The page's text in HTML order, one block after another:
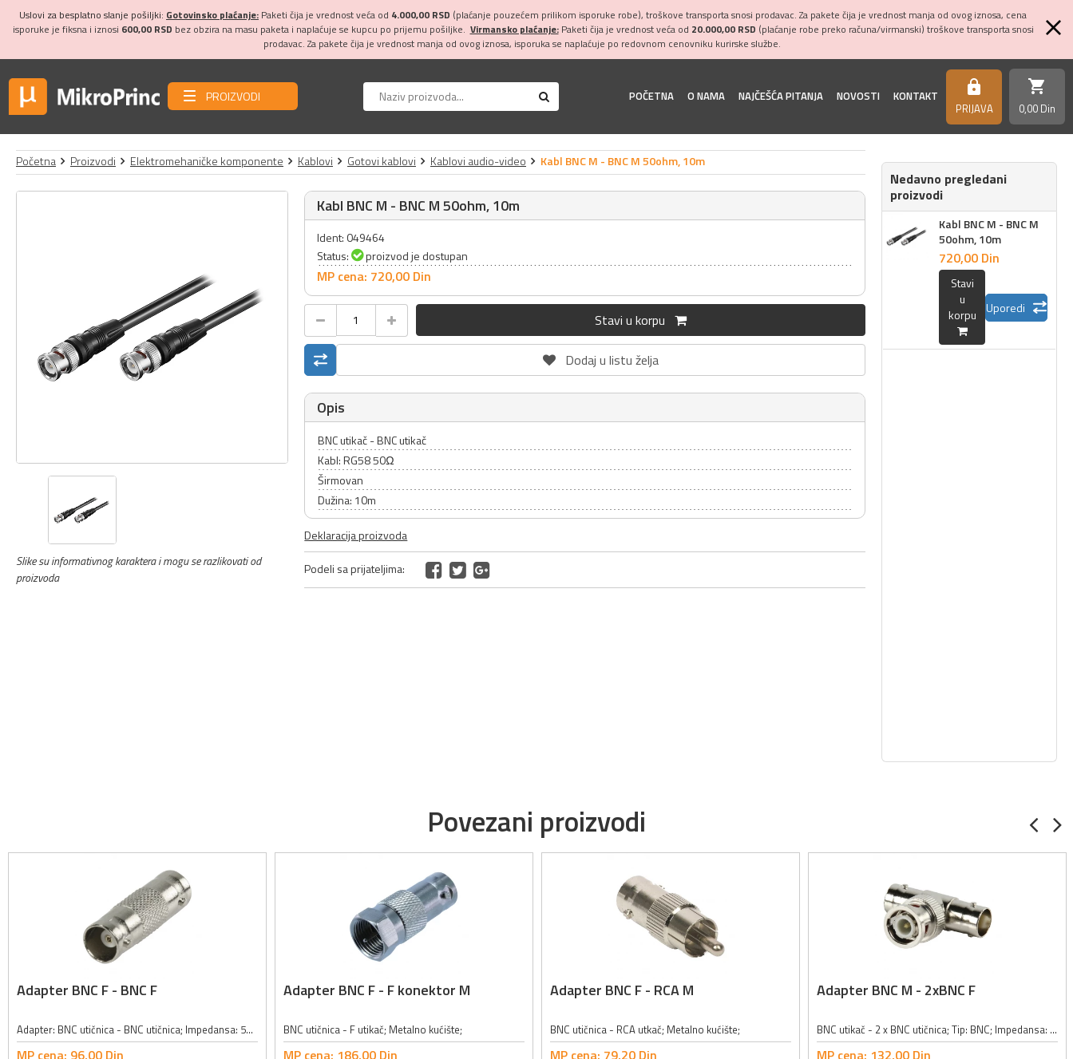
Uslovi za besplatno slanje pošiljki: Gotovinsko plaćanje: Paketi čija je vrednost veća od 4.000,00 RSD (plaćanje pouzećem prilikom isporuke robe), troškove transporta snosi prodavac. Za pakete čija je vrednost manja od ovog iznosa, cena
isporuke je fiksna i iznosi 600,00 RSD bez obzira na masu paketa i naplaćuje se kupcu po prijemu pošiljke. Virmansko plaćanje:Paketi čija je vrednost veća od 20.000,00 RSD (plaćanje robe preko računa/virmanski) troškove transporta snosi
prodavac. Za pakete čija je vrednost manja od ovog iznosa, isporuka se naplaćuje po redovnom cenovniku kurirske službe.
PROIZVODI POČETNA O NAMA NAJČEŠĆA PITANJA NOVOSTI KONTAKT https
PRIJAVA
shopping_cart
0,00 Din
Početna Proizvodi Elektromehaničke komponente Kablovi Gotovi kablovi Kablovi audio-video Kabl BNC M - BNC M 50ohm, 10m
Slike su informativnog karaktera i mogu se razlikovati od
proizvoda
Kabl BNC M - BNC M 50ohm, 10m
Ident: 049464
Status:
proizvod je dostupan
MP cena: 720,00 Din
Stavi u korpu
Dodaj u listu želja
Opis
BNC utikač - BNC utikač
Kabl: RG58 50Ω
Širmovan
Dužina: 10m
Deklaracija proizvoda
Podeli sa prijateljima:
Nedavno pregledani
proizvodi
Kabl BNC M - BNC M
50ohm, 10m
720,00 Din
Stavi
u
korpu
Uporedi
Povezani proizvodi
Adapter BNC F - BNC F
Adapter: BNC utičnica - BNC utičnica; Impedansa: 50Ω; Materijal izrade kućišta: metal; Pozlaćeni kontakti
MP cena: 96,00 Din
Adapter BNC F - F konektor M
BNC utičnica - F utikač; Metalno kućište;
MP cena: 186,00 Din
Adapter BNC F - RCA M
BNC utičnica - RCA utkač; Metalno kućište;
MP cena: 79,20 Din
Adapter BNC M - 2xBNC F
BNC utikač - 2 x BNC utičnica; Tip: BNC; Impedansa: 50Ω; Metalno kućište;
MP cena: 132,00 Din